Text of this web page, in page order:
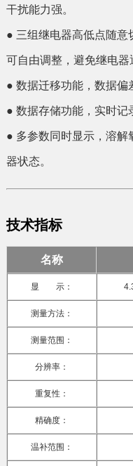
干扰能力强。
● 三组继电器高低点随意
可自由调整，避免继电器
● 数据迁移功能，数据偏
● 数据存储功能，实时记
● 多参数同时显示，溶解
器状态。
技术指标
名称
显 示：
测量方法：
测量范围：
分辨率：
重复性：
精确度：
温补范围：